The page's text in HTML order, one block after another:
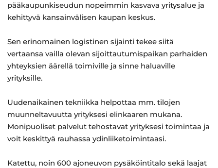
pääkaupunkiseudun nopeimmin kasvava yritysalue ja
kehittyvä kansainvälisen kaupan keskus.
Sen erinomainen logistinen sijainti tekee siitä
vertaansa vailla olevan sijoittautumispaikan parhaiden
yhteyksien äärellä toimiville ja sinne haluaville
yrityksille.
Uudenaikainen tekniikka helpottaa mm. tilojen
muunneltavuutta yrityksesi elinkaaren mukana.
Monipuoliset palvelut tehostavat yrityksesi toimintaa ja
voit keskittyä rauhassa ydinliiketoimintaasi.
Katettu, noin 600 ajoneuvon pysäköintitalo sekä laajat